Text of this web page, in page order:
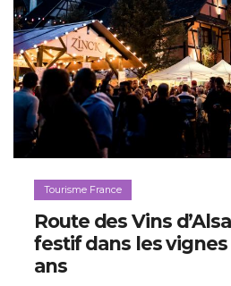
Tourisme France
Route des Vins
festif dans les
ans